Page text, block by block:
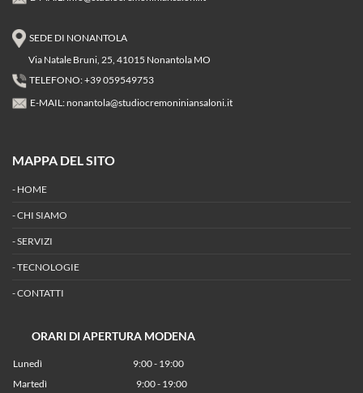
SEDE DI NONANTOLA
Via Natale Bruni, 25, 41015 Nonantola MO
TELEFONO: +39 059549753
E-MAIL:nonantola@studiocremoniniansaloni.it
MAPPA DEL SITO
- HOME
-CHI SIAMO
-SERVIZI
-TECNOLOGIE
-CONTATTI
ORARI DI APERTURA MODENA
Lunedì 9:00 - 19:00
Martedì 9:00 - 19:00